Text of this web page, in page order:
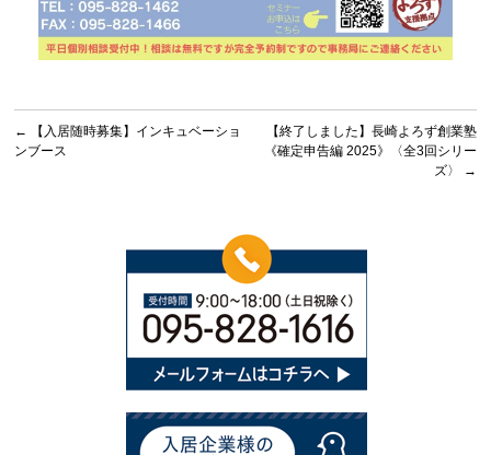
←
【入居随時募集】インキュベーショ
ンブース
【終了しました】長崎よろず創業塾
《確定申告編 2025》〈全3回シリー
ズ〉
→